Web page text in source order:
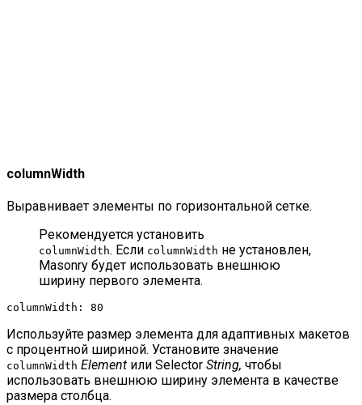
columnWidth
Выравнивает элементы по горизонтальной сетке.
Рекомендуется установить
columnWidth. Если columnWidth не установлен,
Masonry будет использовать внешнюю
ширину первого элемента.
columnWidth: 80
Используйте размер элемента для адаптивных макетов
с процентной шириной. Установите значение
columnWidth Element или Selector String, чтобы
использовать внешнюю ширину элемента в качестве
размера столбца.